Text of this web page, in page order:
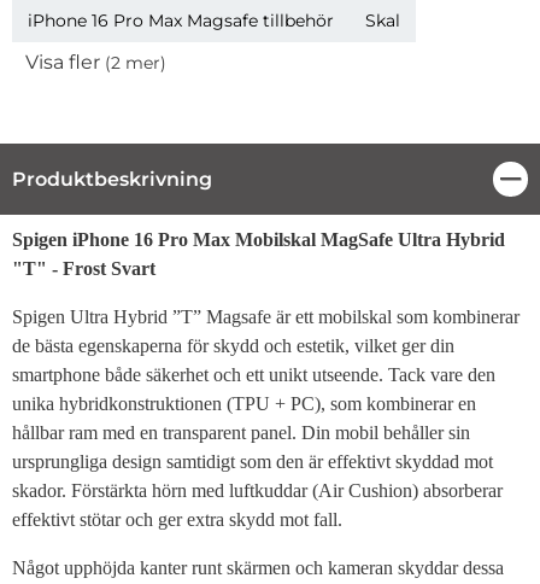
iPhone 16 Pro Max Magsafe tillbehör
Skal
Visa fler (2 mer)
Produktbeskrivning
Produktbeskrivning
Spigen iPhone 16 Pro Max Mobilskal MagSafe Ultra Hybrid
"T" - Frost Svart
Spigen Ultra Hybrid ”T” Magsafe är ett mobilskal som kombinerar
de bästa egenskaperna för skydd och estetik, vilket ger din
smartphone både säkerhet och ett unikt utseende. Tack vare den
unika hybridkonstruktionen (TPU + PC), som kombinerar en
hållbar ram med en transparent panel. Din mobil behåller sin
ursprungliga design samtidigt som den är effektivt skyddad mot
skador. Förstärkta hörn med luftkuddar (Air Cushion) absorberar
effektivt stötar och ger extra skydd mot fall.
Något upphöjda kanter runt skärmen och kameran skyddar dessa